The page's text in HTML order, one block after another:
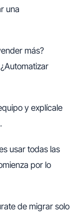
una
más?
y explícale
usar todas las
por lo
de migrar solo